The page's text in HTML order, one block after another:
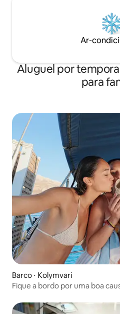
Ar-
Aluguel por
para
Barco ⋅ Kolymvari
Fique a bordo por uma boa